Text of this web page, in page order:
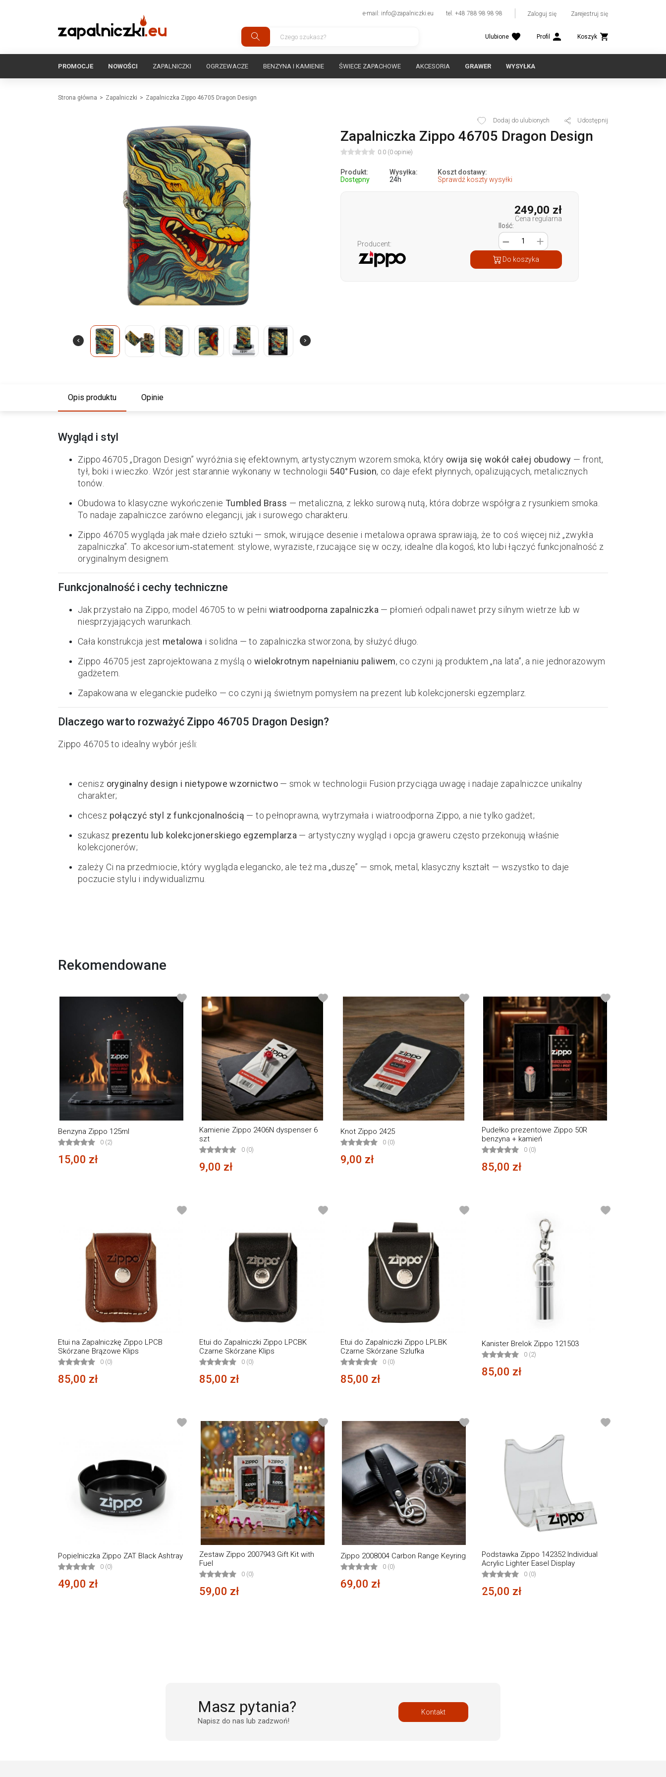
e-mail: info@zapalniczki.eu tel. +48 788 98 98 98 Zaloguj się Zarejestruj się
Ulubione Profil Koszyk
PROMOCJE NOWOŚCI ZAPALNICZKI OGRZEWACZE BENZYNA I KAMIENIE ŚWIECE ZAPACHOWE AKCESORIA GRAWER WYSYŁKA
Strona główna Zapalniczki Zapalniczka Zippo 46705 Dragon Design
Dodaj do ulubionych Udostępnij
Zapalniczka Zippo 46705 Dragon Design
0.0 (0 opinie)
Produkt:
Dostępny
Wysyłka:
24h
Koszt dostawy:
Sprawdź koszty wysyłki
Producent:
249,00 zł
Cena regularna
Ilość:
1
Do koszyka
Opis produktu Opinie
Wygląd i styl
Zippo 46705 „Dragon Design” wyróżnia się efektownym, artystycznym wzorem smoka, który owija się wokół całej obudowy — front,
tył, boki i wieczko. Wzór jest starannie wykonany w technologii 540° Fusion, co daje efekt płynnych, opalizujących, metalicznych
tonów.
Obudowa to klasyczne wykończenie Tumbled Brass — metaliczna, z lekko surową nutą, która dobrze współgra z rysunkiem smoka.
To nadaje zapalniczce zarówno elegancji, jak i surowego charakteru.
Zippo 46705 wygląda jak małe dzieło sztuki — smok, wirujące desenie i metalowa oprawa sprawiają, że to coś więcej niż „zwykła
zapalniczka”. To akcesorium‑statement: stylowe, wyraziste, rzucające się w oczy, idealne dla kogoś, kto lubi łączyć funkcjonalność z
oryginalnym designem.
Funkcjonalność i cechy techniczne
Jak przystało na Zippo, model 46705 to w pełni wiatroodporna zapalniczka — płomień odpali nawet przy silnym wietrze lub w
niesprzyjających warunkach.
Cała konstrukcja jest metalowa i solidna — to zapalniczka stworzona, by służyć długo.
Zippo 46705 jest zaprojektowana z myślą owielokrotnym napełnianiu paliwem, co czyni ją produktem „na lata”, a nie jednorazowym
gadżetem.
Zapakowana w eleganckie pudełko — co czyni ją świetnym pomysłem na prezent lub kolekcjonerski egzemplarz.
Dlaczego warto rozważyć Zippo 46705 Dragon Design?
Zippo 46705 to idealny wybór jeśli:
cenisz oryginalny design i nietypowe wzornictwo— smok w technologii Fusion przyciąga uwagę i nadaje zapalniczce unikalny
charakter;
chcesz połączyć styl z funkcjonalnością — to pełnoprawna, wytrzymała i wiatroodporna Zippo, a nie tylko gadżet;
szukasz prezentu lub kolekcjonerskiego egzemplarza — artystyczny wygląd i opcja graweru często przekonują właśnie
kolekcjonerów;
zależy Ci na przedmiocie, który wygląda elegancko, ale też ma „duszę” — smok, metal, klasyczny kształt — wszystko to daje
poczucie stylu i indywidualizmu.
Rekomendowane
Benzyna Zippo 125ml
0 (2)
15,00 zł
Kamienie Zippo 2406N dyspenser 6
szt
0 (0)
9,00 zł
Knot Zippo 2425
0 (0)
9,00 zł
Pudełko prezentowe Zippo 50R
benzyna + kamień
0 (0)
85,00 zł
Etui na Zapalniczkę Zippo LPCB
Skórzane Brązowe Klips
0 (0)
85,00 zł
Etui do Zapalniczki Zippo LPCBK
Czarne Skórzane Klips
0 (0)
85,00 zł
Etui do Zapalniczki Zippo LPLBK
Czarne Skórzane Szlufka
0 (0)
85,00 zł
Kanister Brelok Zippo 121503
0 (2)
85,00 zł
Popielniczka Zippo ZAT Black Ashtray
0 (0)
49,00 zł
Zestaw Zippo 2007943 Gift Kit with
Fuel
0 (0)
59,00 zł
Zippo 2008004 Carbon Range Keyring
0 (0)
69,00 zł
Podstawka Zippo 142352 Individual
Acrylic Lighter Easel Display
0 (0)
25,00 zł
Masz pytania?
Napisz do nas lub zadzwoń!
Kontakt